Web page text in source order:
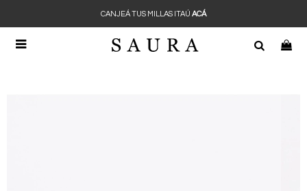

CANJEÁ TUS MILLAS ITAÚ ACÁ